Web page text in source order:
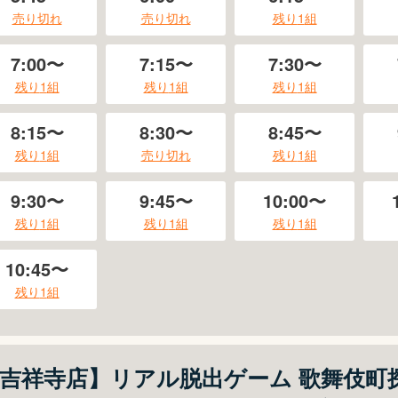
売り切れ 売り切れ 残り 1組
7:00〜
残り 1組
7:15〜
残り 1組
7:30〜
残り 1組
8:15〜
残り 1組
8:30〜
売り切れ
8:45〜
残り 1組
9:30〜
残り 1組
9:45〜
残り 1組
10:00〜
残り 1組
10:45〜
残り 1組
祥寺店】リアル脱出ゲーム 歌舞伎